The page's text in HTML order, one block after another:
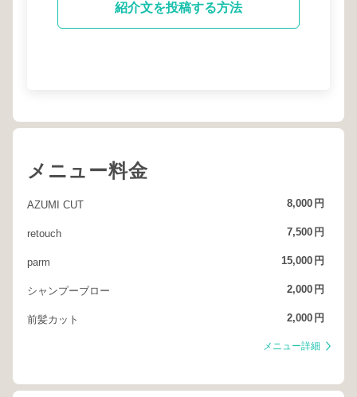
紹介文を投稿する方法
メニュー料金
AZUMI CUT 8,000 円
retouch 7,500 円
parm 15,000 円
シャンプーブロー 2,000 円
前髪カット 2,000 円
メニュー詳細